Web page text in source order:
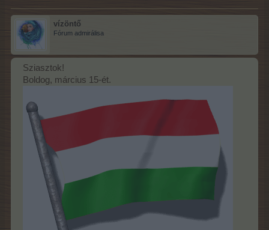
vízöntő
Fórum admirálisa
Sziasztok!
Boldog, március 15-ét.